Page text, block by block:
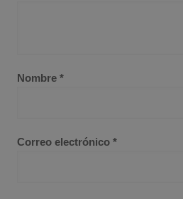
Nombre *
Correo electrónico *